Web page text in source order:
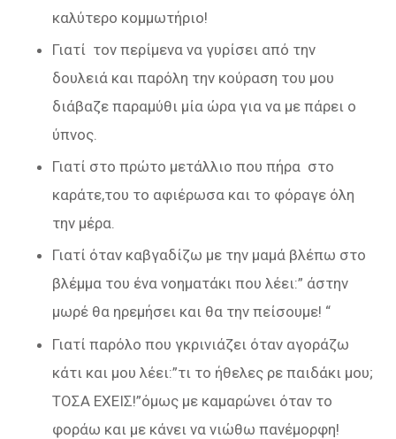
καλύτερο κομμωτήριο!
Γιατί τον περίμενα να γυρίσει από την
δουλειά και παρόλη την κούραση του μου
διάβαζε παραμύθι μία ώρα για να με πάρει ο
ύπνος.
Γιατί στο πρώτο μετάλλιο που πήρα στο
καράτε,του το αφιέρωσα και το φόραγε όλη
την μέρα.
Γιατί όταν καβγαδίζω με την μαμά βλέπω στο
βλέμμα του ένα νοηματάκι που λέει:” άστην
μωρέ θα ηρεμήσει και θα την πείσουμε! “
Γιατί παρόλο που γκρινιάζει όταν αγοράζω
κάτι και μου λέει:”τι το ήθελες ρε παιδάκι μου;
ΤΟΣΑ ΕΧΕΙΣ!”όμως με καμαρώνει όταν το
φοράω και με κάνει να νιώθω πανέμορφη!